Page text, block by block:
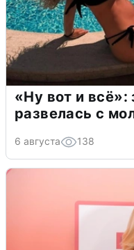
«Ну вот и
развелась с
6 августа 138